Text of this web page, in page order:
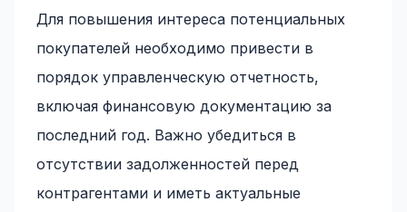
Для повышения интереса потенциальных
покупателей необходимо привести в
порядок управленческую отчетность,
включая финансовую документацию за
последний год. Важно убедиться в
отсутствии задолженностей перед
контрагентами и иметь актуальные